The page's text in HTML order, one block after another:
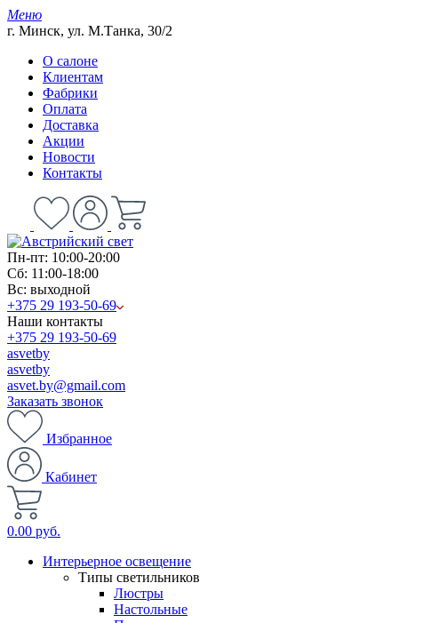
Меню
г. Минск, ул. М.Танка, 30/2
О салоне
Клиентам
Фабрики
Оплата
Доставка
Акции
Новости
Контакты
Пн-пт: 10:00-20:00
Сб: 11:00-18:00
Вс: выходной
+375 29 193-50-69
Наши контакты
+375 29 193-50-69
asvetby
asvetby
asvet.by@gmail.com
Заказать звонок
Избранное
Кабинет
0.00 руб.
Интерьерное освещение
Типы светильников
Люстры
Настольные